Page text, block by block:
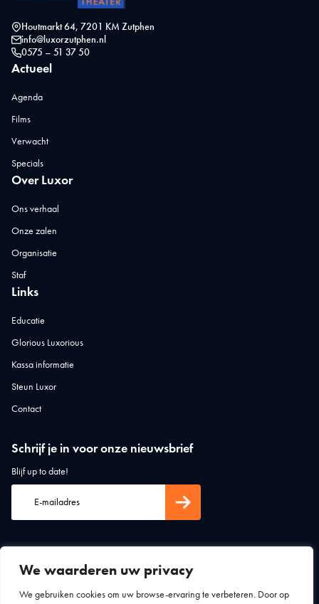
We waarderen uw privacy
We gebruiken cookies om uw browse-ervaring te verbeteren. Door op
Houtmarkt 64, 7201 KM Zutphen
info@luxorzutphen.nl
0575 – 51 37 50
Actueel
Agenda
Films
Verwacht
Specials
Over Luxor
Ons verhaal
Onze zalen
Organisatie
Staf
Links
Educatie
Glorious Luxorious
Kassa informatie
Steun Luxor
Contact
Schrijf je in voor onze nieuwsbrief
Blijf up to date!